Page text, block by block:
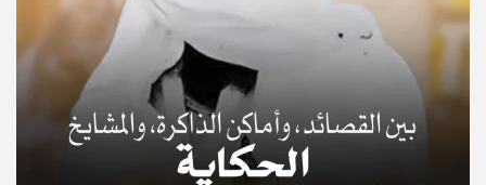
© Copyright 2025, APS